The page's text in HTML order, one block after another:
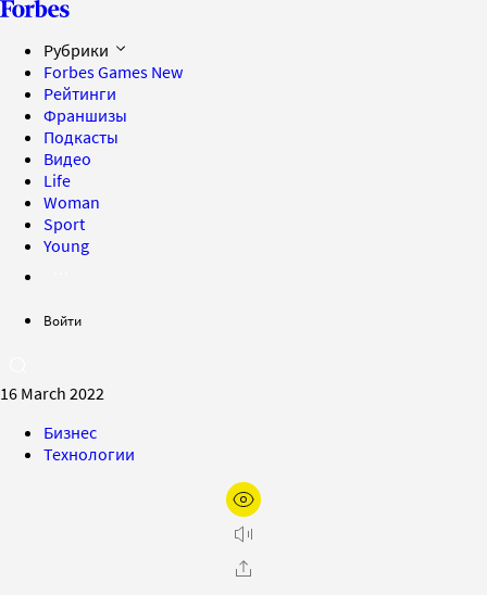
Рубрики
Forbes Games New
Рейтинги
Франшизы
Подкасты
Видео
Life
Woman
Sport
Young
Войти
16 March 2022
Бизнес
Технологии